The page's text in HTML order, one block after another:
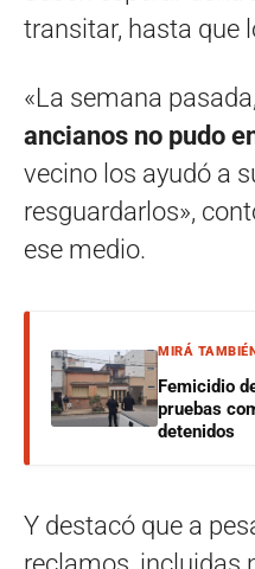
transitar, hasta que
«La semana pasada,
ancianos no pudo
vecino los ayudó a
resguardarlos»,
ese medio.
MIRÁ
Femicidio
pruebas
detenidos
Y destacó que a